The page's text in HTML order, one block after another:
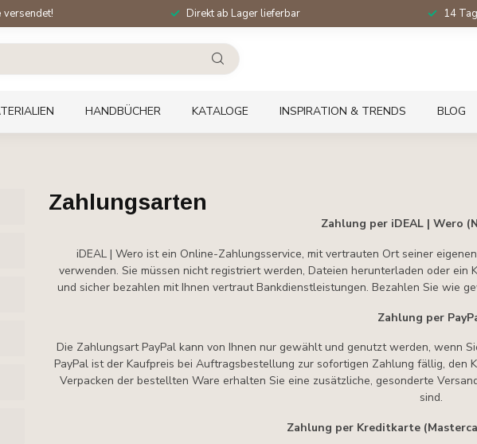
versendet! Direkt ab Lager lieferbar 14
HANDBÜCHER KATALOGE INSPIRATION & TRENDS BLOG
Zahlungsarten
Zahlung per iDEAL | Wero
iDEAL | Wero ist ein Online-Zahlungsservice, mit vertrauten Ort seiner
verwenden. Sie müssen nicht registriert werden, Dateien herunterladen oder ein
und sicher bezahlen mit Ihnen vertraut Bankdienstleistungen. Bezahlen Sie wie
Zahlung per
Die Zahlungsart PayPal kann von Ihnen nur gewählt und genutzt werden, wenn
PayPal ist der Kaufpreis bei Auftragsbestellung zur sofortigen Zahlung fällig, den
Verpacken der bestellten Ware erhalten Sie eine zusätzliche, gesonderte
sind.
Zahlung per Kreditkarte